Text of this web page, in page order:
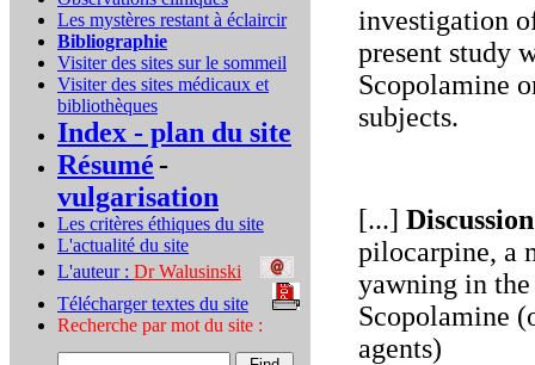
Les mystères restant à éclaircir
Bibliographie
Visiter des sites sur le sommeil
Visiter des sites médicaux et
bibliothèques
Index - plan du site
Résumé-
vulgarisation
Les critères éthiques du site
L'actualité du site
L'auteur : Dr Walusinski
Télécharger textes du site
Recherche par mot du site :
investigation
present study
Scopolamine
subjects.
[...]
pilocarpine, a
yawning in
Scopolamine
agents)